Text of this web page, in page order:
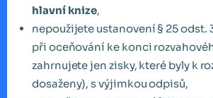
hlavní knize,
nepoužijete ustanovení § 25 odst.
při oceňování ke konci
zahrnujete jen zisky, které byly k
dosaženy), s výjimkou odpisů,